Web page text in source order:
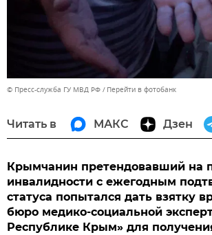
© Пресс-служба ГУ МВД РФ Перейти в фотобанк
Читать в МАКС Дзен
Крымчанин претендовавший на
инвалидности с ежегодным
статуса попытался дать взятку
бюро медико-социальной
Республике Крым» для